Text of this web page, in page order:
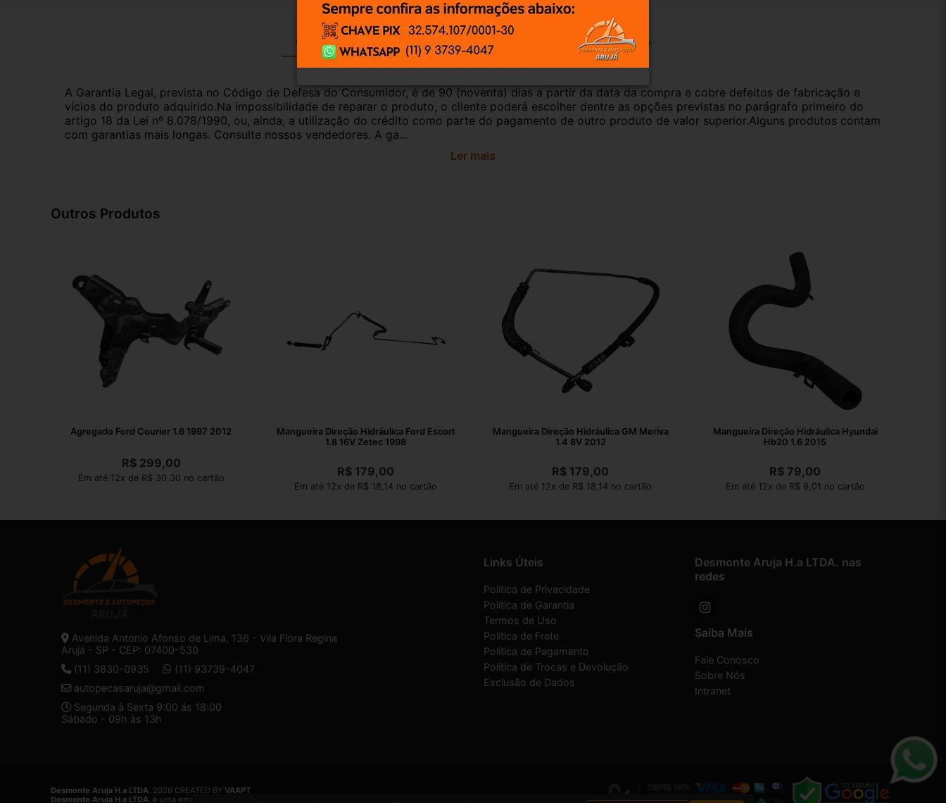
Garantia Certificado de Procedência Troca e Devolução
A Garantia Legal, prevista no Código de Defesa do Consumidor, é de 90 (noventa) dias a partir da data da compra e cobre defeitos de fabricação e
vícios do produto adquirido.Na impossibilidade de reparar o produto, o cliente poderá escolher dentre as opções previstas no parágrafo primeiro do
artigo 18 da Lei nº 8.078/1990, ou, ainda, a utilização do crédito como parte do pagamento de outro produto de valor superior.Alguns produtos contam
com garantias mais longas. Consulte nossos vendedores. A ga...
Ler mais
Outros Produtos
Agregado Ford Courier 1.6 1997 2012
R$299,00
Em até 12x de R$ 30,30 no cartão
Mangueira Direção Hidráulica Ford Escort
1.8 16V Zetec 1998
R$ 179,00
Em até 12x de R$ 18,14 no cartão
Mangueira Direção Hidráulica GM Meriva
1.4 8V 2012
R$ 179,00
Em até 12x de R$ 18,14 no cartão
Mangueira Direção Hidráulica Hyundai
Hb20 1.6 2015
R$ 79,00
Em até 12x de R$ 8,01 no cartão
Avenida Antonio Afonso de Lima, 136 - Vila Flora Regina
Arujá - SP - CEP: 07400-530
(11) 3830-0935
(11) 93739-4047
autopecasaruja@gmail.com
Segunda à Sexta 9:00 ás 18:00
Sábado - 09h às 13h
Links Úteis
Política de Privacidade
Política de Garantia
Termos de Uso
Política de Frete
Política de Pagamento
Política de Trocas e Devolução
Exclusão de Dados
Desmonte Aruja H.a LTDA. nas
redes
Saiba Mais
Fale Conosco
Sobre Nós
Intranet
Desmonte Aruja H.a LTDA. 2026 CREATED BY VAAPT
Desmonte Aruja H.a LTDA. é uma empresa inscrita no CNPJ